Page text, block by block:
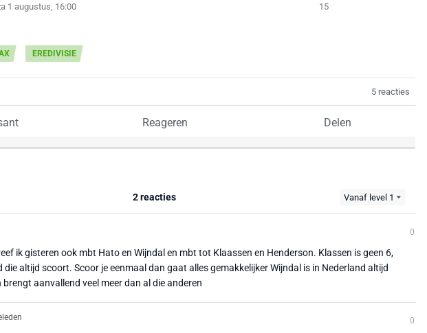
1 augustus, 16:00 15
EREDIVISIE
5 reacties
Reageren Delen
2 reacties Vanaf level 1
0
ik gisteren ook mbt Hato en Wijndal en mbt tot Klaassen en Henderson. Klassen is geen 6,
die altijd scoort. Scoor je eenmaal dan gaat alles gemakkelijker Wijndal is in Nederland altijd
brengt aanvallend veel meer dan al die anderen
0